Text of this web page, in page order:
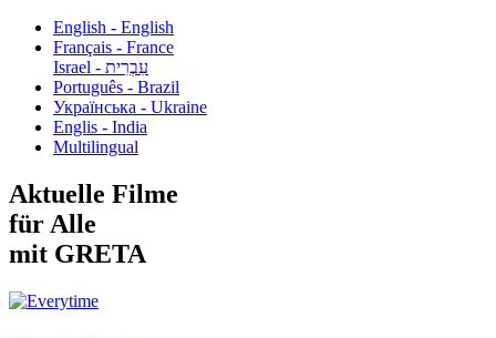
English - English
Français - France
עִבְרִית - Israel
Português - Brazil
Українська - Ukraine
Englis - India
Multilingual
Aktuelle Filme
für Alle
mit GRETA